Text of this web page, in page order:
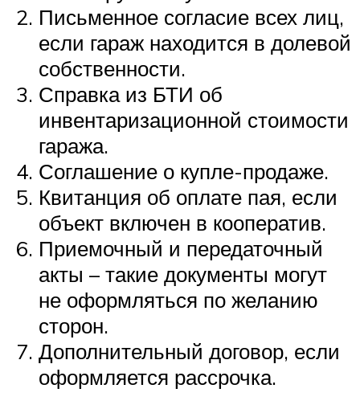
Письменное согласие всех лиц,
если гараж находится в долевой
собственности.
Справка из БТИ об
инвентаризационной стоимости
гаража.
Соглашение о купле-продаже.
Квитанция об оплате пая, если
объект включен в кооператив.
Приемочный и передаточный
акты – такие документы могут
не оформляться по желанию
сторон.
Дополнительный договор, если
оформляется рассрочка.